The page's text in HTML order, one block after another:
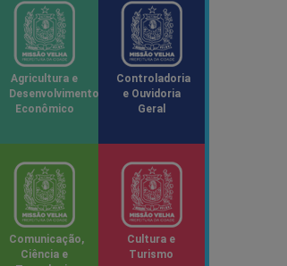
Agricultura e
Desenvolvimento
Econômico
Controladoria
e Ouvidoria
Geral
Comunicação,
Ciência e
Cultura e
Turismo